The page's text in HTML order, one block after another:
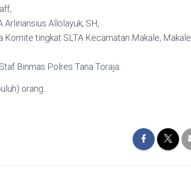
Arlinansius Allolayuk, SH,
Komite tingkat SLTA Kecamatan Makale, Makale
Binmas Polres Tana Toraja.
orang.